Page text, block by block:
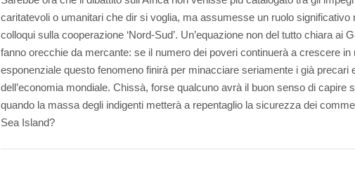
caritatevoli o umanitari che dir si voglia, ma assumesse un ruolo significativo
colloqui sulla cooperazione ‘Nord-Sud’. Un’equazione non del tutto chiara ai
fanno orecchie da mercante: se il numero dei poveri continuerà a crescere in
esponenziale questo fenomeno finirà per minacciare seriamente i già precari
dell’economia mondiale. Chissà, forse qualcuno avrà il buon senso di capire
quando la massa degli indigenti metterà a repentaglio la sicurezza dei
Sea Island?